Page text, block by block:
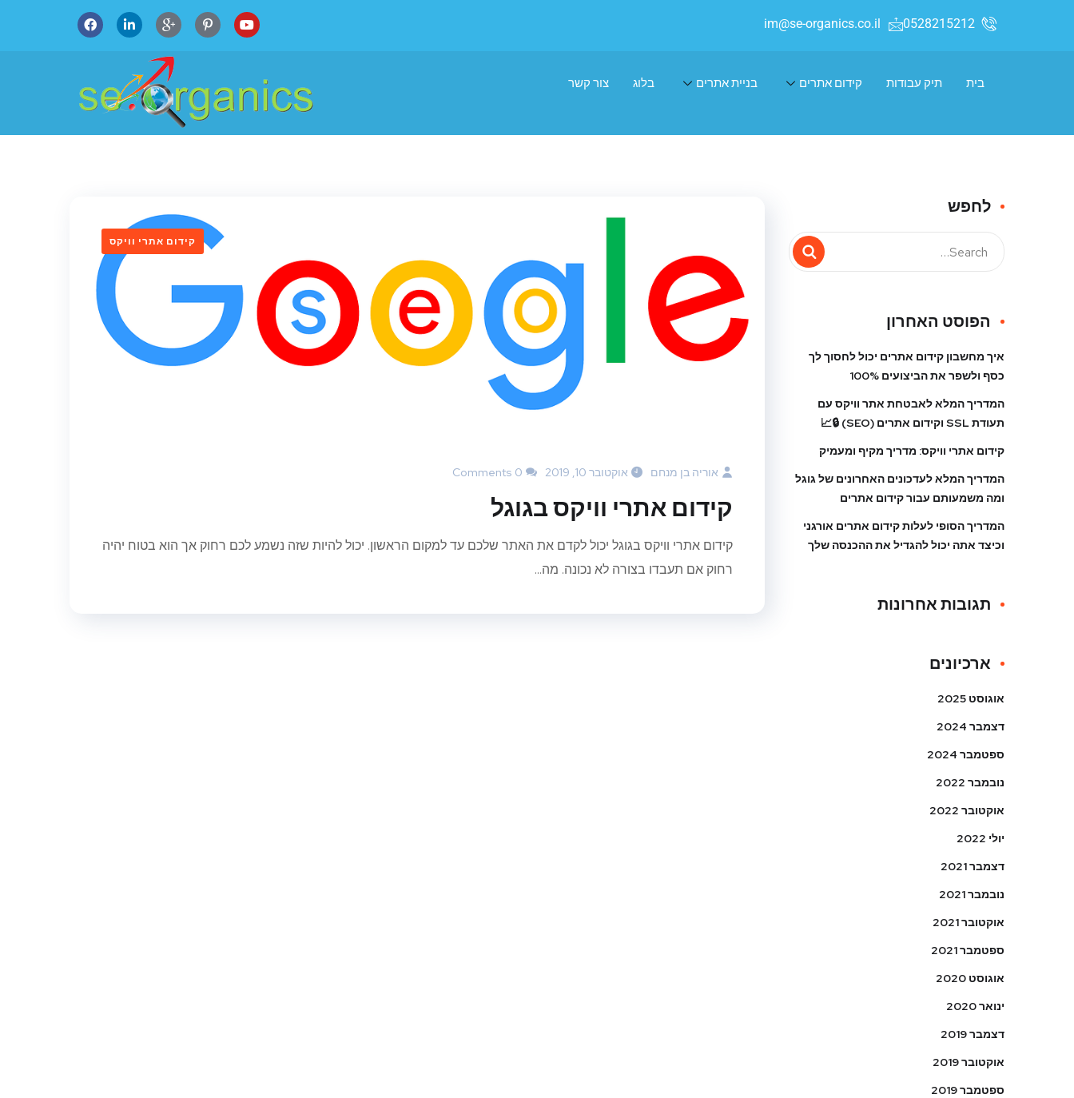
0528215212
im@se-organics.co.il
בית תיק עבודות קידום אתרים בניית אתרים בלוג צור קשר
קידום אתרי וויקס
אוריה בן מנחם אוקטובר 10, 2019 0 Comments
קידום אתרי וויקס בגוגל
קידום אתרי וויקס בגוגל יכול לקדם את האתר שלכם עד למקום הראשון. יכול להיות שזה נשמע לכם רחוק אך הוא בטוח יהיה
רחוק אם תעבדו בצורה לא נכונה. מה...
לחפש
הפוסט האחרון
איך מחשבון קידום אתרים יכול לחסוך לך
כסף ולשפר את הביצועים 100%
המדריך המלא לאבטחת אתר וויקס עם
תעודת SSL וקידום אתרים (SEO) 🔒📈
קידום אתרי וויקס: מדריך מקיף ומעמיק
המדריך המלא לעדכונים האחרונים של גוגל
ומה משמעותם עבור קידום אתרים
המדריך הסופי לעלות קידום אתרים אורגני
וכיצד אתה יכול להגדיל את ההכנסה שלך
תגובות אחרונות
ארכיונים
אוגוסט 2025
דצמבר 2024
ספטמבר 2024
נובמבר 2022
אוקטובר 2022
יולי 2022
דצמבר 2021
נובמבר 2021
אוקטובר 2021
ספטמבר 2021
אוגוסט 2020
ינואר 2020
דצמבר 2019
אוקטובר 2019
ספטמבר 2019